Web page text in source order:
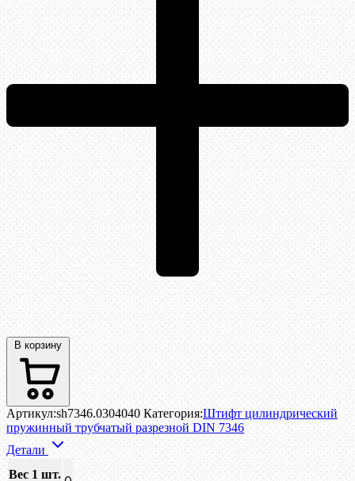
В корзину
Артикул:sh7346.0304040 Категория:Штифт цилиндрический
пружинный трубчатый разрезной DIN 7346
Детали
Вес 1 шт.